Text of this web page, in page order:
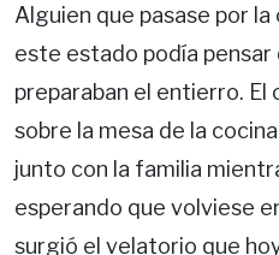
Alguien que pasase por
este estado podía
preparaban el entierro. El
sobre la mesa de la
junto con la familia
esperando que volviese
surgió el velatorio que